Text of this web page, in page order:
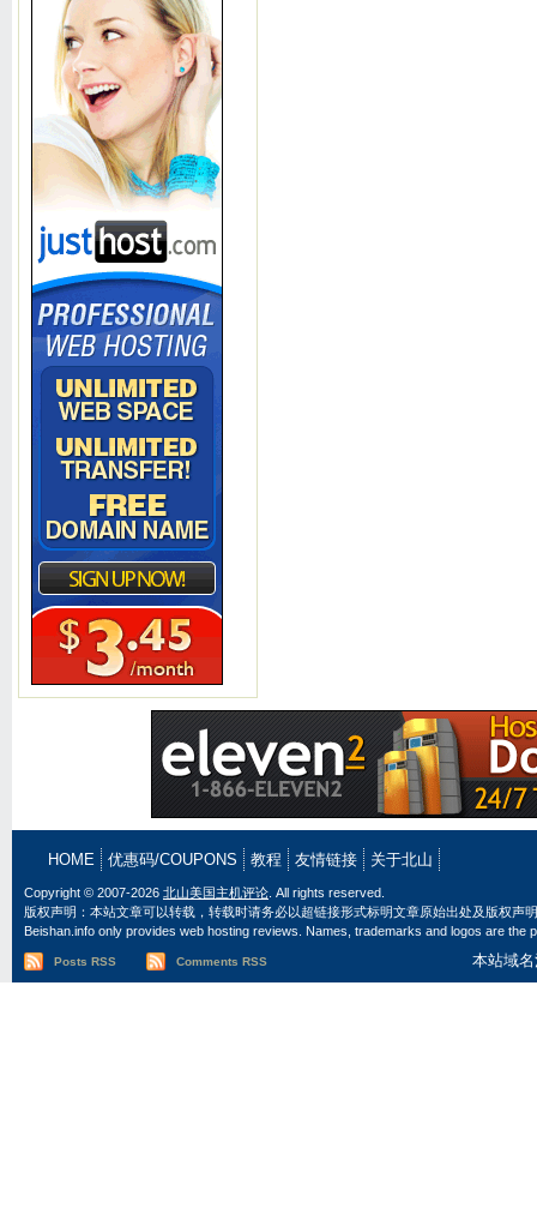
HOME 优惠码/COUPONS 教程 友情链接 关于北山
Copyright © 2007-2026 北山美国主机评论 . All rights reserved.
版权声明：本站文章可以转载，转载时请务必以超链接形式标明文章原始出处及版权声
Beishan.info only provides web hosting reviews. Names, trademarks and logos are
Posts RSS Comments RSS 本站域